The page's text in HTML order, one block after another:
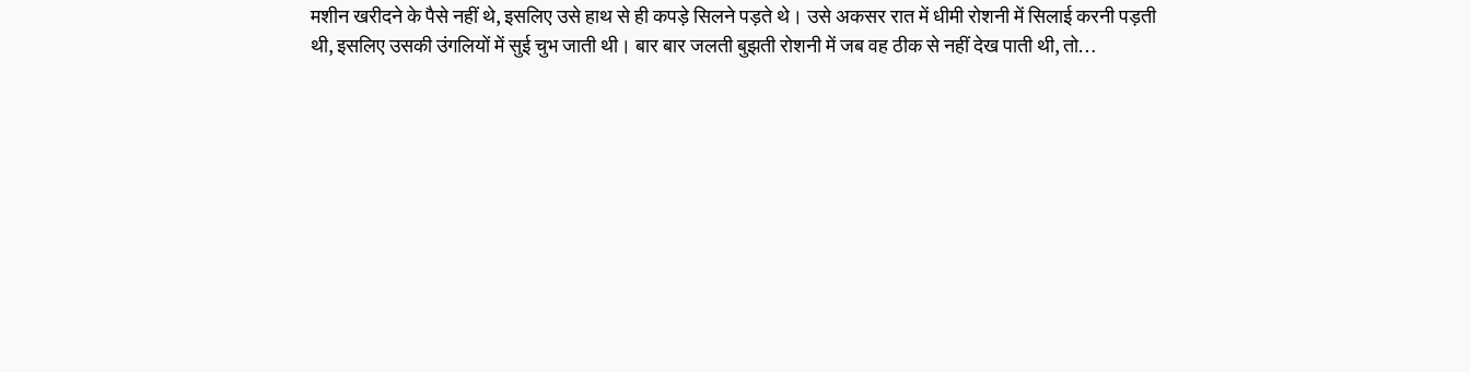
मशीन खरीदने के पैसे नहीं थे, इसलिए उसे हाथ से ही कपड़े सिलने पड़ते थे। उसे अकसर रात में धीमी रोशनी में सिलाई करनी पड़ती
थी, इसलिए उसकी उंगलियों में सुई चुभ जाती थी। बार बार जलती बुझती रोशनी में जब वह ठीक से नहीं देख पाती थी, तो…